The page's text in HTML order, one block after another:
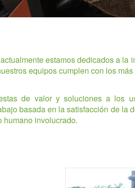
estamos dedicados a
equipos cumplen con los
de valor y soluciones a los
basada en la satisfacción de
humano involucrado.